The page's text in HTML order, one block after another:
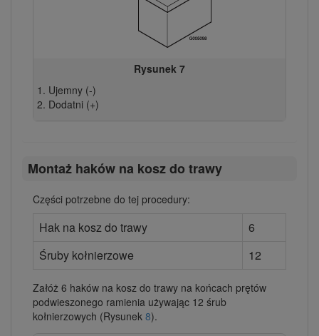
Rysunek 7
Ujemny (-)
Dodatni (+)
Montaż haków na kosz do trawy
Części potrzebne do tej procedury:
Hak na kosz do trawy
6
Śruby kołnierzowe
12
Załóż 6 haków na kosz do trawy na końcach prętów
podwieszonego ramienia używając 12 śrub
kołnierzowych (Rysunek 8).